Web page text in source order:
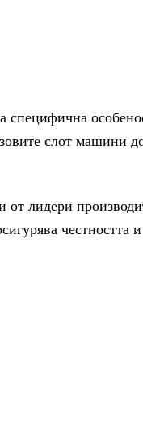
специфична
слот машини
от лидери
честността